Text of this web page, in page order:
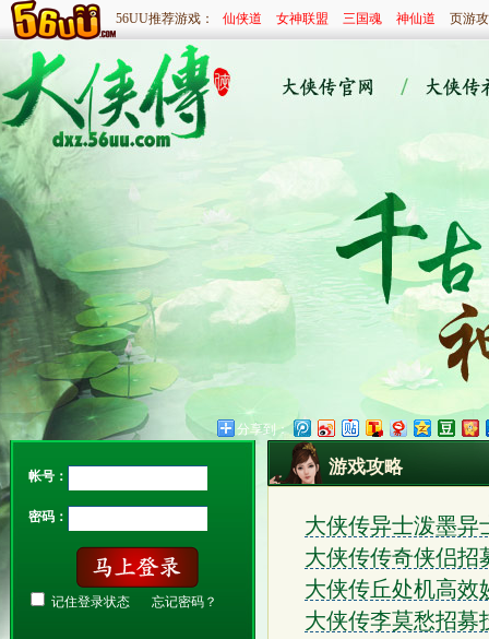
56UU推荐游戏： 仙侠道 女神联盟 三国魂 神仙道 页游
帐号：
密码：
记住登录状态 忘记密码？
游戏攻略
大侠传异士泼墨异
大侠传传奇侠侣招
大侠传丘处机高效
大侠传李莫愁招募
分享到：